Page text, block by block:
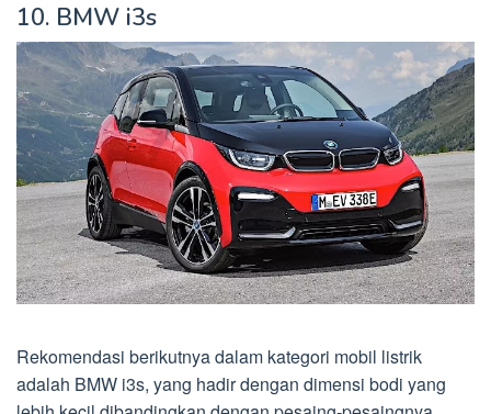
10. BMW i3s
Rekomendasi berikutnya dalam kategori mobil listrik
adalah BMW i3s, yang hadir dengan dimensi bodi yang